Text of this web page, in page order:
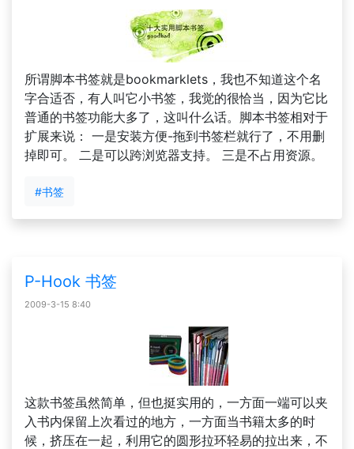
所谓脚本书签就是bookmarklets，我也不知道这个名
字合适否，有人叫它小书签，我觉的很恰当，因为它比
普通的书签功能大多了，这叫什么话。脚本书签相对于
扩展来说： 一是安装方便-拖到书签栏就行了，不用删
掉即可。 二是可以跨浏览器支持。 三是不占用资源。
#书签
P-Hook 书签
2009-3-15 8:40
这款书签虽然简单，但也挺实用的，一方面一端可以夹
入书内保留上次看过的地方，一方面当书籍太多的时
候，挤压在一起，利用它的圆形拉环轻易的拉出来，不